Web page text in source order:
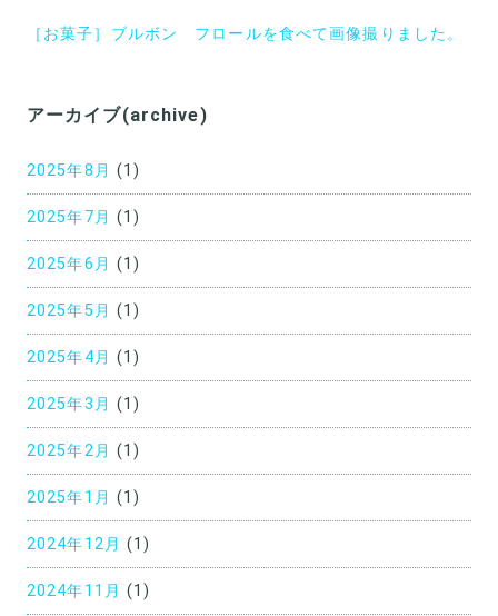
ビ
ー
ョ
ン
［お菓子］ブルボン フロールを食べて画像撮りました。
アーカイブ(archive)
2025年8月 (1)
2025年7月 (1)
2025年6月 (1)
2025年5月 (1)
2025年4月 (1)
2025年3月 (1)
2025年2月 (1)
2025年1月 (1)
2024年12月 (1)
2024年11月 (1)